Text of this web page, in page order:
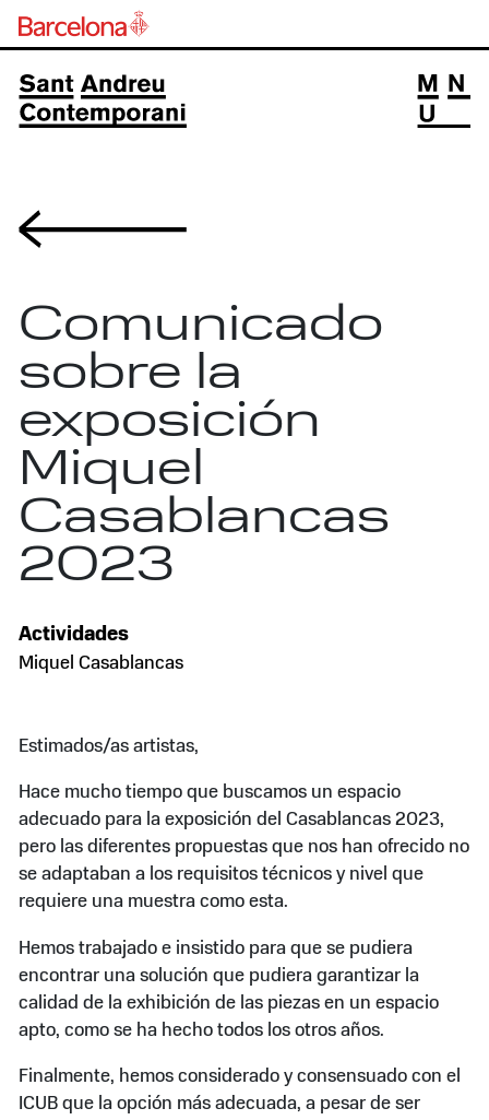
Comunicado
sobre la
exposición
Miquel
Casablancas
2023
Actividades
Miquel Casablancas
Estimados/as artistas,
Hace mucho tiempo que buscamos un espacio
adecuado para la exposición del Casablancas 2023,
pero las diferentes propuestas que nos han ofrecido no
se adaptaban a los requisitos técnicos y nivel que
requiere una muestra como esta.
Hemos trabajado e insistido para que se pudiera
encontrar una solución que pudiera garantizar la
calidad de la exhibición de las piezas en un espacio
apto, como se ha hecho todos los otros años.
Finalmente, hemos considerado y consensuado con el
ICUB que la opción más adecuada, a pesar de ser